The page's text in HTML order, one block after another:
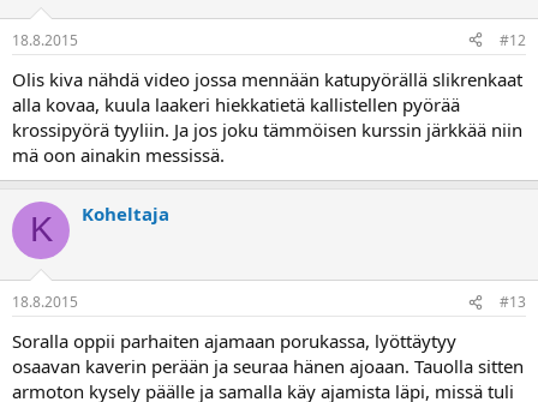
18.8.2015 #12
Olis kiva nähdä video jossa mennään katupyörällä slikrenkaat
alla kovaa, kuula laakeri hiekkatietä kallistellen pyörää
krossipyörä tyyliin. Ja jos joku tämmöisen kurssin järkkää niin
mä oon ainakin messissä.
K Koheltaja
18.8.2015 #13
Soralla oppii parhaiten ajamaan porukassa, lyöttäytyy
osaavan kaverin perään ja seuraa hänen ajoaan. Tauolla sitten
armoton kysely päälle ja samalla käy ajamista läpi, missä tuli